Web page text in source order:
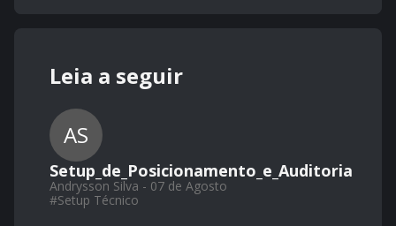
Leia a seguir
AS
Setup_de_Posicionamento_e_Auditoria
Andrysson Silva - 07 de Agosto
#Setup Técnico